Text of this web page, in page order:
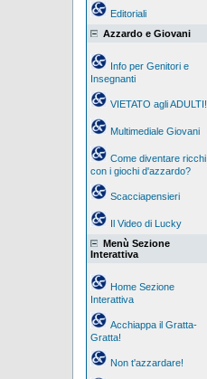
Editoriali
Azzardo e Giovani
Info per Genitori e
Insegnanti
VIETATO agli ADULTI!
Multimediale Giovani
Come diventare ricchi
con i giochi d'azzardo?
Scacciapensieri
Il Video di Lucky
Menù Sezione
Interattiva
Home Sezione
Interattiva
Acchiappa il Gratta-
Gratta!
Non t'azzardare!